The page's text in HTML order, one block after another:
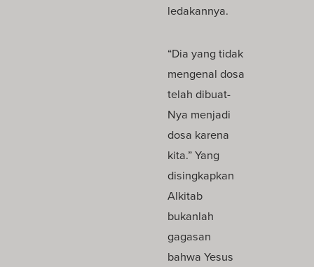
ledakannya.
“Dia yang tidak
mengenal dosa
telah dibuat-
Nya menjadi
dosa karena
kita.” Yang
disingkapkan
Alkitab
bukanlah
gagasan
bahwa Yesus